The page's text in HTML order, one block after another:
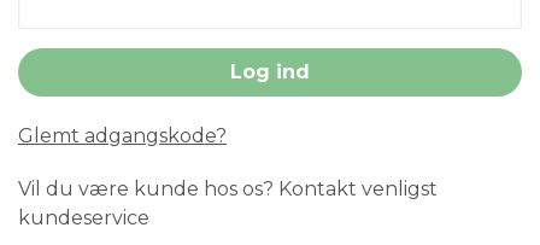
Glemt adgangskode?
Vil du være kunde hos os? Kontakt venligst
kundeservice